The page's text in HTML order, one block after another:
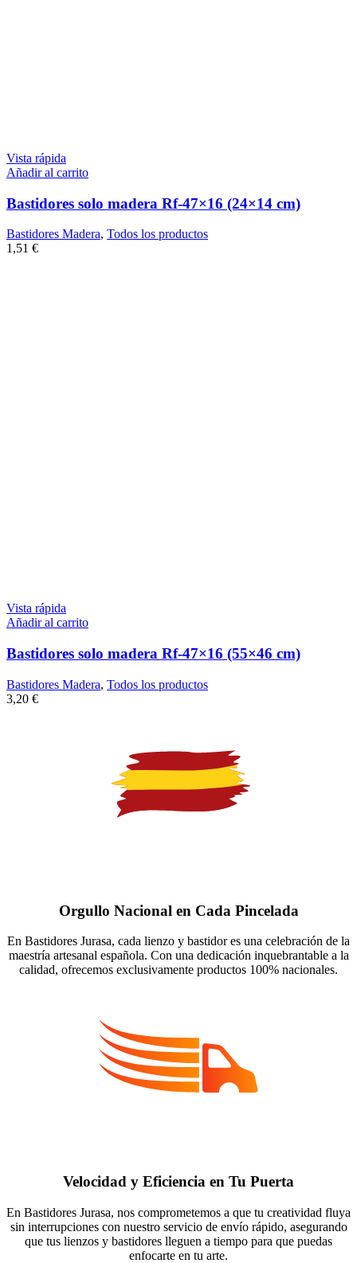
Vista rápida
Añadir al carrito
Bastidores solo madera Rf-47×16 (24×14 cm)
Bastidores Madera, Todos los productos
1,51 €
Vista rápida
Añadir al carrito
Bastidores solo madera Rf-47×16 (55×46 cm)
Bastidores Madera, Todos los productos
3,20 €
Orgullo Nacional en Cada Pincelada
En Bastidores Jurasa, cada lienzo y bastidor es una celebración de la
maestría artesanal española. Con una dedicación inquebrantable a la
calidad, ofrecemos exclusivamente productos 100% nacionales.
Velocidad y Eficiencia en Tu Puerta
En Bastidores Jurasa, nos comprometemos a que tu creatividad fluya
sin interrupciones con nuestro servicio de envío rápido, asegurando
que tus lienzos y bastidores lleguen a tiempo para que puedas
enfocarte en tu arte.